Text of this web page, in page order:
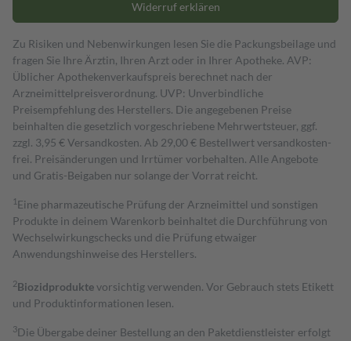
Widerruf erklären
Zu Risiken und Nebenwirkungen lesen Sie die Packungsbeilage und
fragen Sie Ihre Ärztin, Ihren Arzt oder in Ihrer Apotheke. AVP:
Üblicher Apothekenverkaufspreis berechnet nach der
Arzneimittelpreisverordnung. UVP: Unverbindliche
Preisempfehlung des Herstellers. Die angegebenen Preise
beinhalten die gesetzlich vorgeschriebene Mehrwertsteuer, ggf.
zzgl. 3,95 € Versandkosten. Ab 29,00 € Bestell­wert versand­kosten­
frei. Preisänderungen und Irrtümer vorbehalten. Alle Angebote
und Gratis-Beigaben nur solange der Vorrat reicht.
1 Eine pharmazeutische Prüfung der Arzneimittel und sonstigen
Produkte in deinem Warenkorb beinhaltet die Durchführung von
Wechselwirkungschecks und die Prüfung etwaiger
Anwendungshinweise des Herstellers.
2Biozidproduktevorsichtig verwenden. Vor Gebrauch stets Etikett
und Produktinformationen lesen.
3Die Übergabe deiner Bestellung an den Paketdienstleister erfolgt